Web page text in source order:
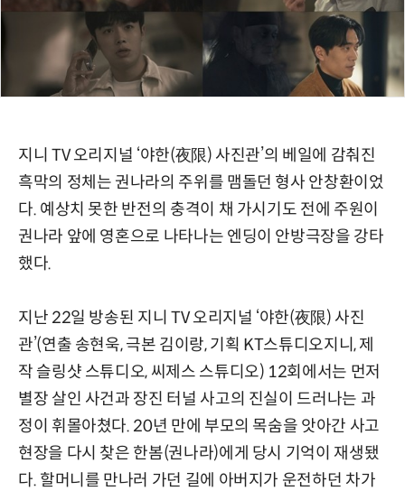
지니 TV 오리지널 ‘야한(夜限) 사진관’의 베일에 감춰진
흑막의 정체는 권나라의 주위를 맴돌던 형사 안창환이었
다. 예상치 못한 반전의 충격이 채 가시기도 전에 주원이
권나라 앞에 영혼으로 나타나는 엔딩이 안방극장을 강타
했다.
지난 22일 방송된 지니 TV 오리지널 ‘야한(夜限) 사진
관’(연출 송현욱, 극본 김이랑, 기획 KT스튜디오지니, 제
작 슬링샷 스튜디오, 씨제스 스튜디오) 12회에서는 먼저
별장 살인 사건과 장진 터널 사고의 진실이 드러나는 과
정이 휘몰아쳤다. 20년 만에 부모의 목숨을 앗아간 사고
현장을 다시 찾은 한봄(권나라)에게 당시 기억이 재생됐
다. 할머니를 만나러 가던 길에 아버지가 운전하던 차가